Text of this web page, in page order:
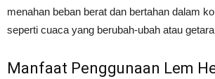
menahan beban berat dan bertahan dalam
seperti cuaca yang berubah-ubah atau
Manfaat Penggunaan Lem